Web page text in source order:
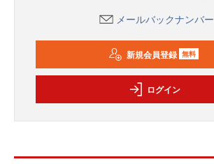
メールバックナンバー
新規会員登録 無料
ログイン